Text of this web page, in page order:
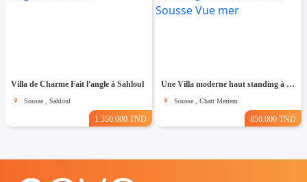
Villa de Charme Fait l'angle à Sahloul
Sousse , Sahloul
1.350.000 TND
Une Villa moderne haut standing à Chatt Mariem Sousse Vue mer
Sousse , Chatt Meriem
850.000 TND